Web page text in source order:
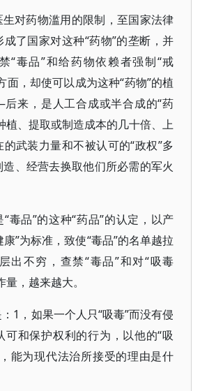
对药物滥用的限制，至国家法律
了国家对这种“药物”的垄断，并
“毒品”和给药物依赖者强制“戒
面，却使可以成为这种“药物”的植
来，是人工合成或半合成的“药
植、提取或制造成本的几十倍、上
武装力量和不被认可的“政权”多
、经营去换取他们所必需的军火
毒品”的这种“药品”的认定，以产
康”为标准，致使“毒品”的名单越拉
出不穷，查禁“毒品”和对“吸毒
，越来越大。
1，如果一个人只“吸毒”而没有侵
可和保护权利的行为，以他的“吸
能为现代法治所接受的理由是什